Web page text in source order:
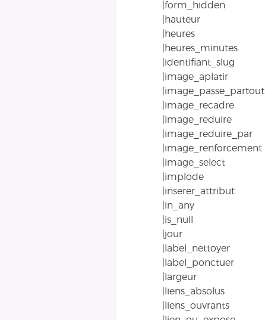
|form_hidden
|hauteur
|heures
|heures_minutes
|identifiant_slug
|image_aplatir
|image_passe_partout
|image_recadre
|image_reduire
|image_reduire_par
|image_renforcement
|image_select
|implode
|inserer_attribut
|in_any
|is_null
|jour
|label_nettoyer
|label_ponctuer
|largeur
|liens_absolus
|liens_ouvrants